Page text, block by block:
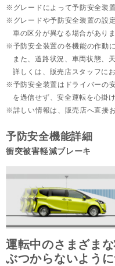
グレードによって予防安全装
グレードや予防安全装置の設
車の区分が異なる場合がありま
予防安全装置の各機能の作動
また、道路状況、車両状態、
詳しくは、販売店スタッフに
予防安全装置はドライバーの
を過信せず、安全運転を心掛
詳しい情報は、販売店へ直接
予防安全機能詳細
衝突被害軽減ブレーキ
運転中のさまざまな
ぶつからないように